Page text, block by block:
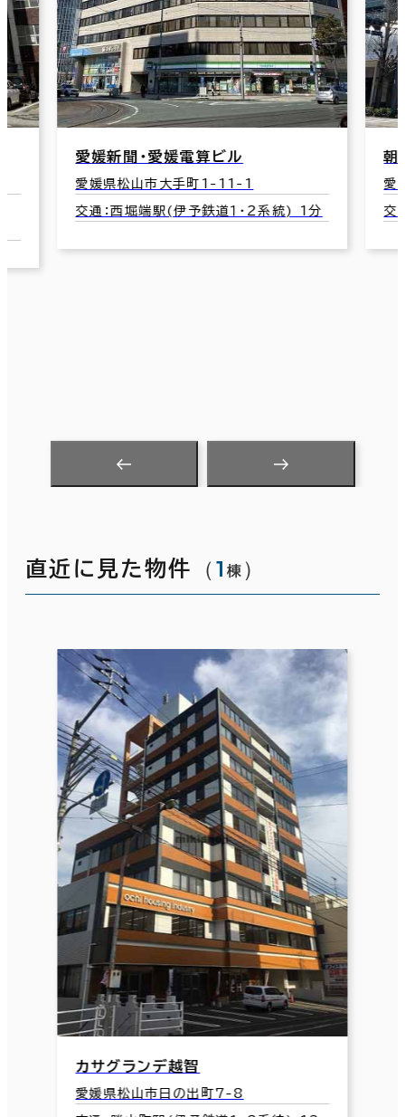
朝日生命松山南堀端ビル
愛媛県松山市花園町3-21
交通：南堀端駅(伊予鉄道１・２系統) 2分
松
愛
交
直近に見た物件 （1 棟 ）
カサグランデ越智
愛媛県松山市日の出町7-8